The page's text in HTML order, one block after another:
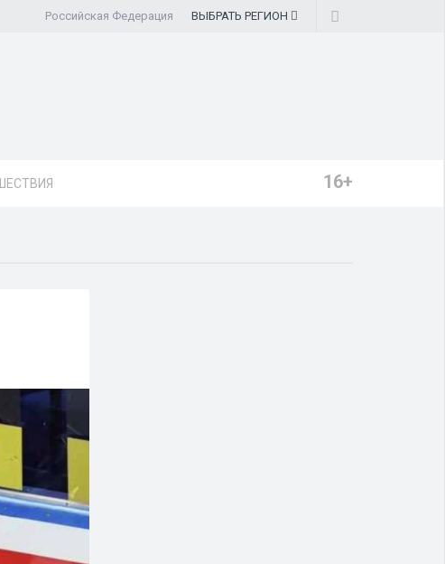
Российская Федерация ВЫБРАТЬ РЕГИОН
16+